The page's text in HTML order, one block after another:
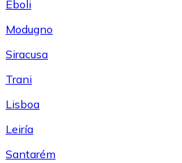
Eboli
Modugno
Siracusa
Trani
Lisboa
Leiría
Santarém